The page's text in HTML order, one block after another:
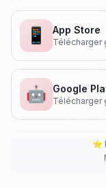
📱 App Store
Télécharger
🤖 Google
Télécharger
⭐